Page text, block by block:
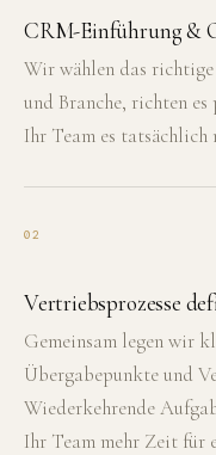
CRM-Einführung &
Wir wählen das
und Branche, richten
Ihr Team es
02
Vertriebsprozesse
Gemeinsam legen wir
Übergabepunkte und
Wiederkehrende
Ihr Team mehr Zeit für